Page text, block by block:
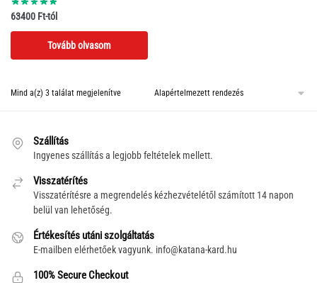
Tovább olvasom
Mind a(z) 3 találat megjelenítve
Szállítás
Ingyenes szállítás a legjobb feltételek mellett.
Visszatérítés
Visszatérítésre a megrendelés kézhezvételétől számított 14 napon
belül van lehetőség.
Értékesítés utáni szolgáltatás
E-mailben elérhetőek vagyunk. info@katana-kard.hu
100% Secure Checkout